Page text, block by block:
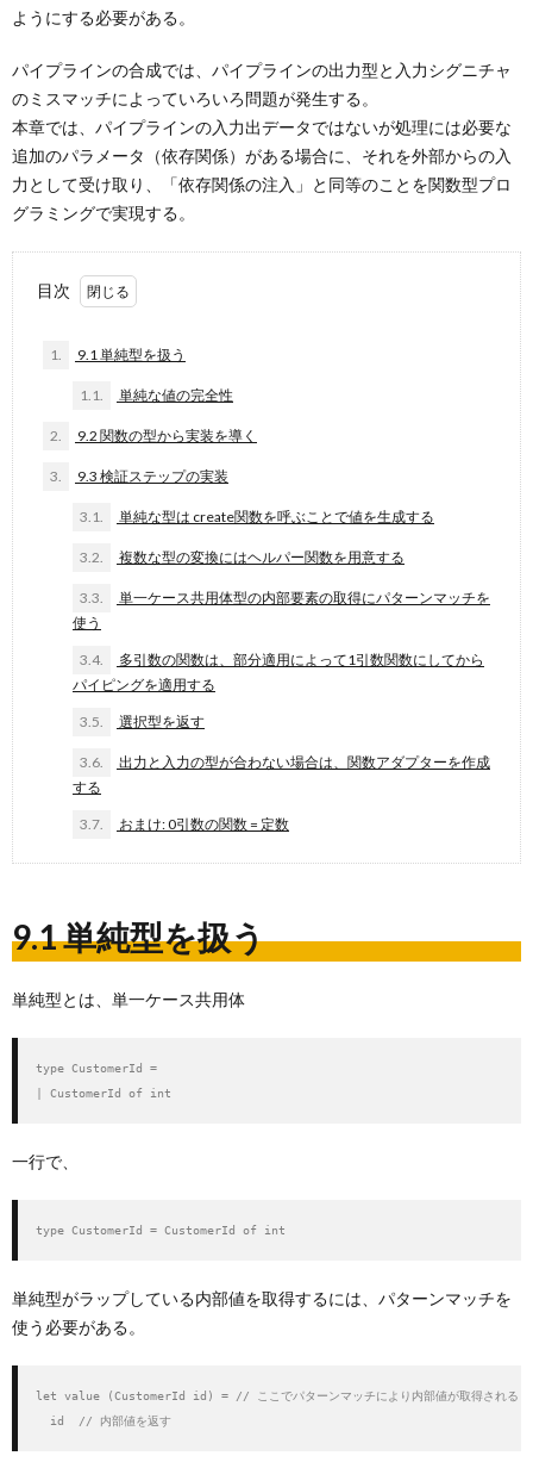
ようにする必要がある。
パイプラインの合成では、パイプラインの出力型と入力シグニチャ
のミスマッチによっていろいろ問題が発生する。
本章では、パイプラインの入力出データではないが処理には必要な
追加のパラメータ（依存関係）がある場合に、それを外部からの入
力として受け取り、「依存関係の注入」と同等のことを関数型プロ
グラミングで実現する。
目次
1. 9.1 単純型を扱う
1.1. 単純な値の完全性
2. 9.2 関数の型から実装を導く
3. 9.3 検証ステップの実装
3.1. 単純な型は create関数を呼ぶことで値を生成する
3.2. 複数な型の変換にはヘルパー関数を用意する
3.3.
単一ケース共用体型の内部要素の取得にパターンマッチを
使う
3.4.
多引数の関数は、部分適用によって1引数関数にしてから
パイピングを適用する
3.5. 選択型を返す
3.6.
出力と入力の型が合わない場合は、関数アダプターを作成
する
3.7. おまけ: 0引数の関数 = 定数
9.1 単純型を扱う
単純型とは、単一ケース共用体
type CustomerId =
| CustomerId of int
一行で、
type CustomerId = CustomerId of int
単純型がラップしている内部値を取得するには、パターンマッチを
使う必要がある。
let value (CustomerId id) = // ここでパターンマッチにより内部値が取得される
  id  // 内部値を返す